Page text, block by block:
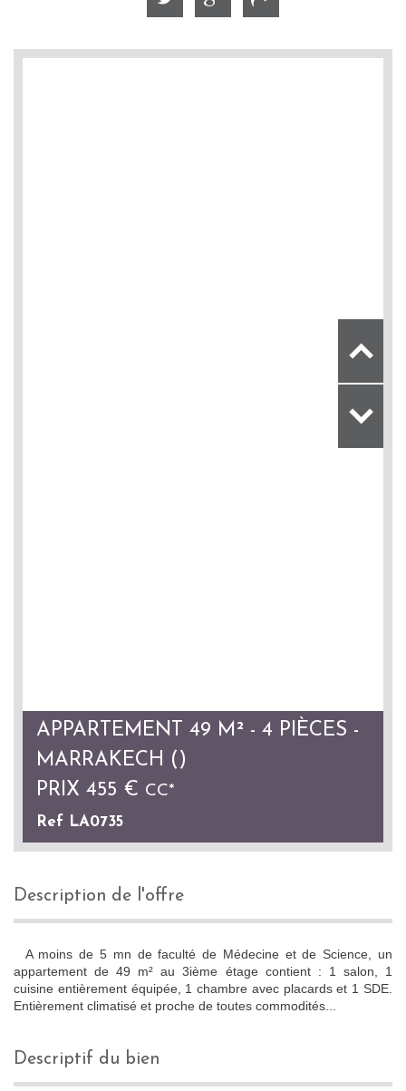
APPARTEMENT 49 M² - 4 PIÈCES -
MARRAKECH ()
PRIX 455 € CC*
Ref LA0735
description de l'offre
A moins de 5 mn de faculté de Médecine et de Science, un
appartement de 49 m² au 3ième étage contient : 1 salon, 1
cuisine entièrement équipée, 1 chambre avec placards et 1 SDE.
Entièrement climatisé et proche de toutes commodités...
descriptif du bien